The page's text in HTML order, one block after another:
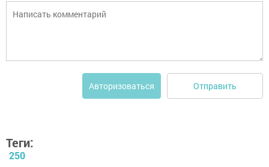
Авторизоваться Отправить
Теги:
250